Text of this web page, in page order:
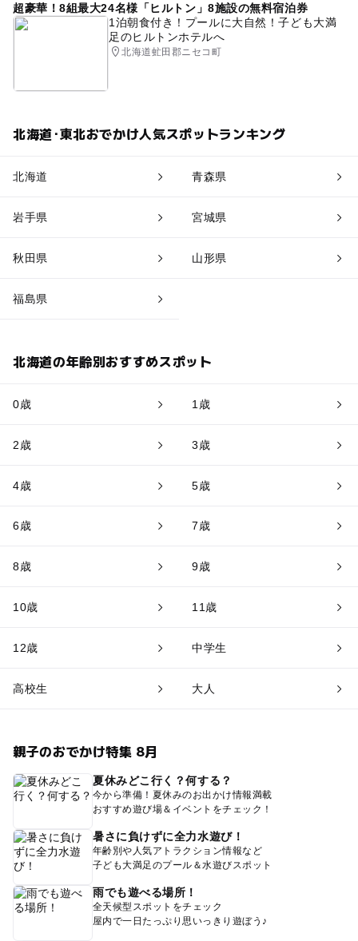
超豪華！8組最大24名様「ヒルトン」8施設の無料宿泊券
1泊朝食付き！プールに大自然！子ども大満
足のヒルトンホテルへ
北海道虻田郡ニセコ町
北海道･東北おでかけ人気スポットランキング
北海道 青森県
岩手県 宮城県
秋田県 山形県
福島県
北海道の年齢別おすすめスポット
0歳 1歳
2歳 3歳
4歳 5歳
6歳 7歳
8歳 9歳
10歳 11歳
12歳 中学生
高校生 大人
親子のおでかけ特集 8月
夏休みどこ行く？何する？
今から準備！夏休みのお出かけ情報満載
おすすめ遊び場＆イベントをチェック！
暑さに負けずに全力水遊び！
年齢別や人気アトラクション情報など
子ども大満足のプール＆水遊びスポット
雨でも遊べる場所！
全天候型スポットをチェック
屋内で一日たっぷり思いっきり遊ぼう♪